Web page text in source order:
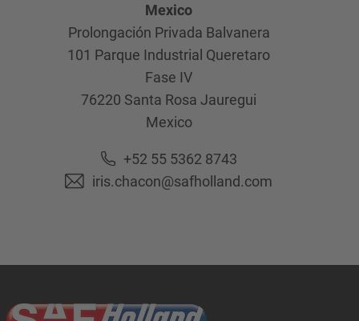
Mexico
Prolongación Privada Balvanera
101 Parque Industrial Queretaro
Fase IV
76220 Santa Rosa Jauregui
Mexico
+52 55 5362 8743
iris.chacon@safholland.com